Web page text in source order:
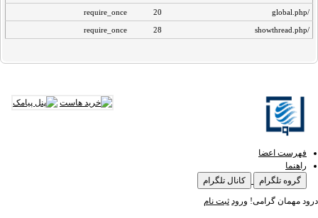
/global.php
20
require_once
/showthread.php
28
require_once
فهرست اعضا
راهنما
گروه تلگرام
کانال تلگرام
درود مهمان گرامی! ورود ثبت نام